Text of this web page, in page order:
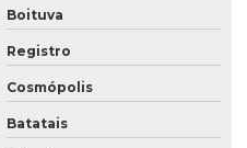
Boituva
Registro
Cosmópolis
Batatais